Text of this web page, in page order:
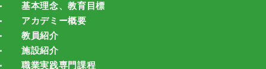
基本理念、教育目標
アカデミー概要
教員紹介
施設紹介
職業実践専門課程